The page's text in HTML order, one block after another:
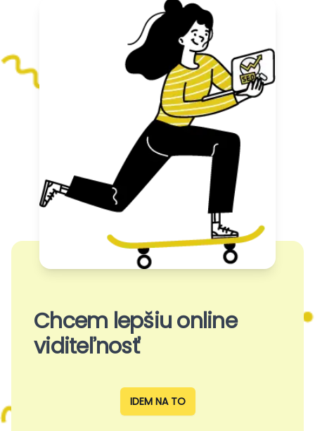
Chcem lepšiu online
viditeľnosť
IDEM NA TO